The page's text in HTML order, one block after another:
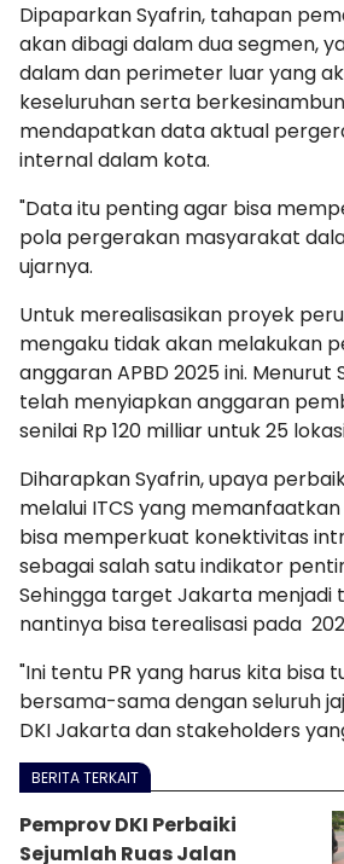
Dipaparkan Syafrin, tahapan
akan dibagi dalam dua segmen,
dalam dan perimeter luar yang
keseluruhan serta
mendapatkan data aktual
internal dalam kota.
"Data itu penting agar bisa
pola pergerakan masyarakat
ujarnya.
Untuk merealisasikan proyek
mengaku tidak akan melakukan
anggaran APBD 2025 ini. Menurut
telah menyiapkan anggaran
senilai Rp 120 milliar untuk 25
Diharapkan Syafrin, upaya
melalui ITCS yang
bisa memperkuat konektivitas
sebagai salah satu indikator
Sehingga target Jakarta menjadi
nantinya bisa terealisasi pada
"Ini tentu PR yang harus kita bisa
bersama-sama dengan seluruh
DKI Jakarta dan stakeholders
BERITA TERKAIT
Pemprov DKI Perbaiki
Sejumlah Ruas Jalan